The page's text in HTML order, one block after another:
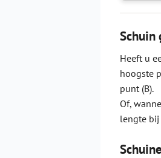
Schuin
Heeft u
hoogste
punt (B).
Of,
lengte